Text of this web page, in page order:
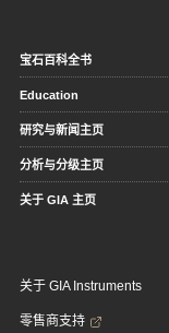
宝石百科全书
Education
研究与新闻主页
分析与分级主页
关于 GIA 主页
关于 GIA Instruments
零售商支持